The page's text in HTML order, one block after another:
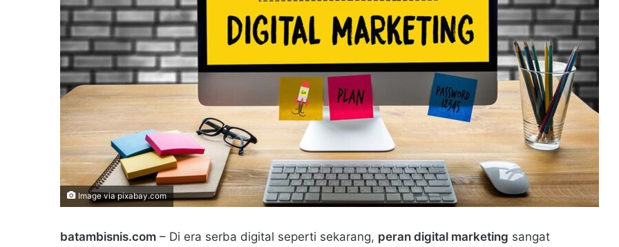
Image via pixabay.com
batambisnis.com – Di era serba digital seperti sekarang, peran digital marketing sangat